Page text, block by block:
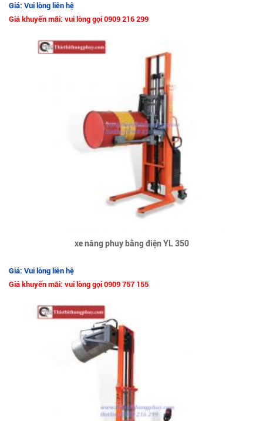
Giá: Vui lòng liên hệ
Giá khuyến mãi: vui lòng gọi 0909 216 299
xe nâng phuy bằng điện YL 350
Giá: Vui lòng liên hệ
Giá khuyến mãi: vui lòng gọi 0909 757 155